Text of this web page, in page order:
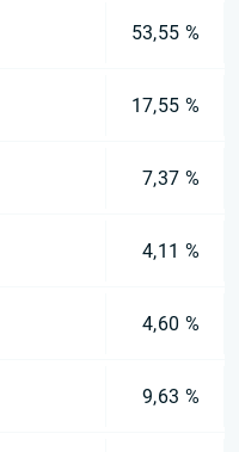
53,55 %
17,55 %
7,37 %
4,11 %
4,60 %
9,63 %